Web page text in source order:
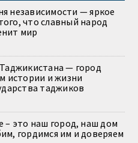
независимости — яркое
что славный народ
мир
— город
истории и жизни
таджиков
– это наш город, наш дом
гордимся им и доверяем